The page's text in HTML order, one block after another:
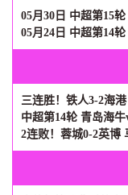
05月30日 中超第15
05月24日 中超第14
中超第14轮 青岛海
2连败！蓉城0-2英博